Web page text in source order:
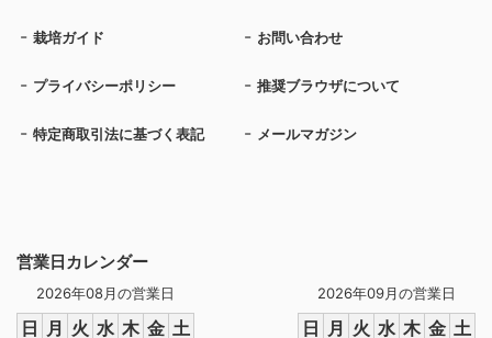
営業日カレンダー
2026年08月の営業日
日 月 火 水 木 金 土
2026年09月の営業日
日 月 火 水 木 金 土
栽培ガイド お問い合わせ
プライバシーポリシー 推奨ブラウザについて
特定商取引法に基づく表記 メールマガジン